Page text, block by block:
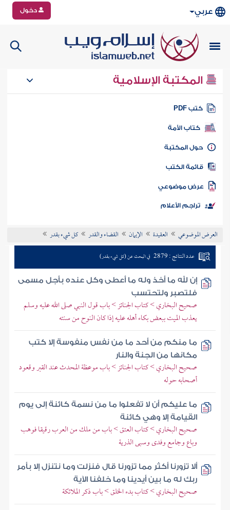
عربي دخول
المكتبة الإسلامية
كتب PDF
كتاب الأمة
المكتبة
الكتب
موضوعي
تراجم الأعلام
العرض الموضوعي العقيدة الإيمان القضاء والقدر كل شيء بقدر
عدد النتائج : 2879 في البحث عن (كل شيء بقدر)
إن لله ما أخذ وله ما أعطى وكل عنده بأجل مسمى
فلتصبر ولتحتسب
صحيح البخاري > كتاب الجنائز > باب قول النبي صلى الله عليه وسلم
يعذب الميت ببعض بكاء أهله عليه إذا كان النوح من سنته
ما منكم من أحد ما من نفس منفوسة إلا كتب
مكانها من الجنة والنار
صحيح البخاري > كتاب الجنائز > باب موعظة المحدث عند القبر وقعود
أصحابه حوله
ما عليكم أن لا تفعلوا ما من نسمة كائنة إلى يوم
القيامة إلا وهي كائنة
صحيح البخاري > كتاب العتق > باب من ملك من العرب رقيقا فوهب
وباع وجامع وفدى وسبى الذرية
ألا تزورنا أكثر مما تزورنا قال فنزلت وما نتنزل إلا بأمر
ربك له ما بين أيدينا وما خلفنا الآية
صحيح البخاري > كتاب بدء الخلق > باب ذكر الملائكة